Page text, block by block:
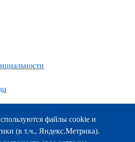
пр-т Троицкий, 51файлы cookie и
(в т.ч., Яндекс.Метрика).